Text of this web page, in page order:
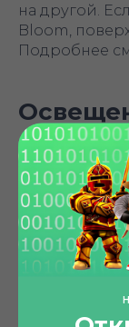
на другой.
Bloom,
Подробнее